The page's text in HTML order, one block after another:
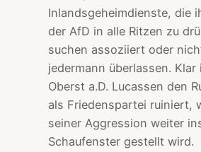
Inlandsgeheimdienste, die
der AfD in alle Ritzen zu
suchen assoziiert oder
jedermann überlassen. Klar
Oberst a.D. Lucassen den
als Friedenspartei ruiniert,
seiner Aggression weiter
Schaufenster gestellt wird.